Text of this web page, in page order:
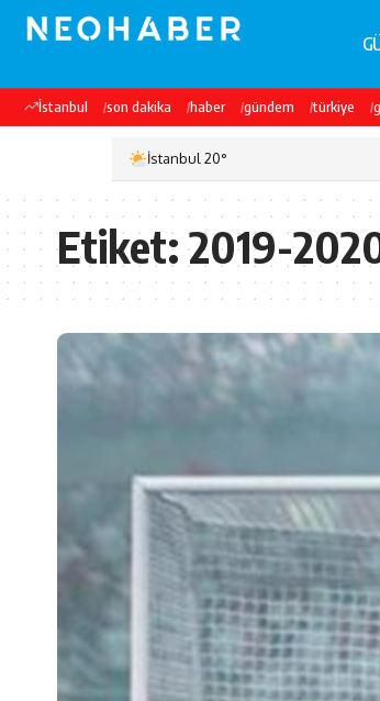
İstanbul son dakika haber gündem türkiye
İstanbul 20°
Etiket:2019-